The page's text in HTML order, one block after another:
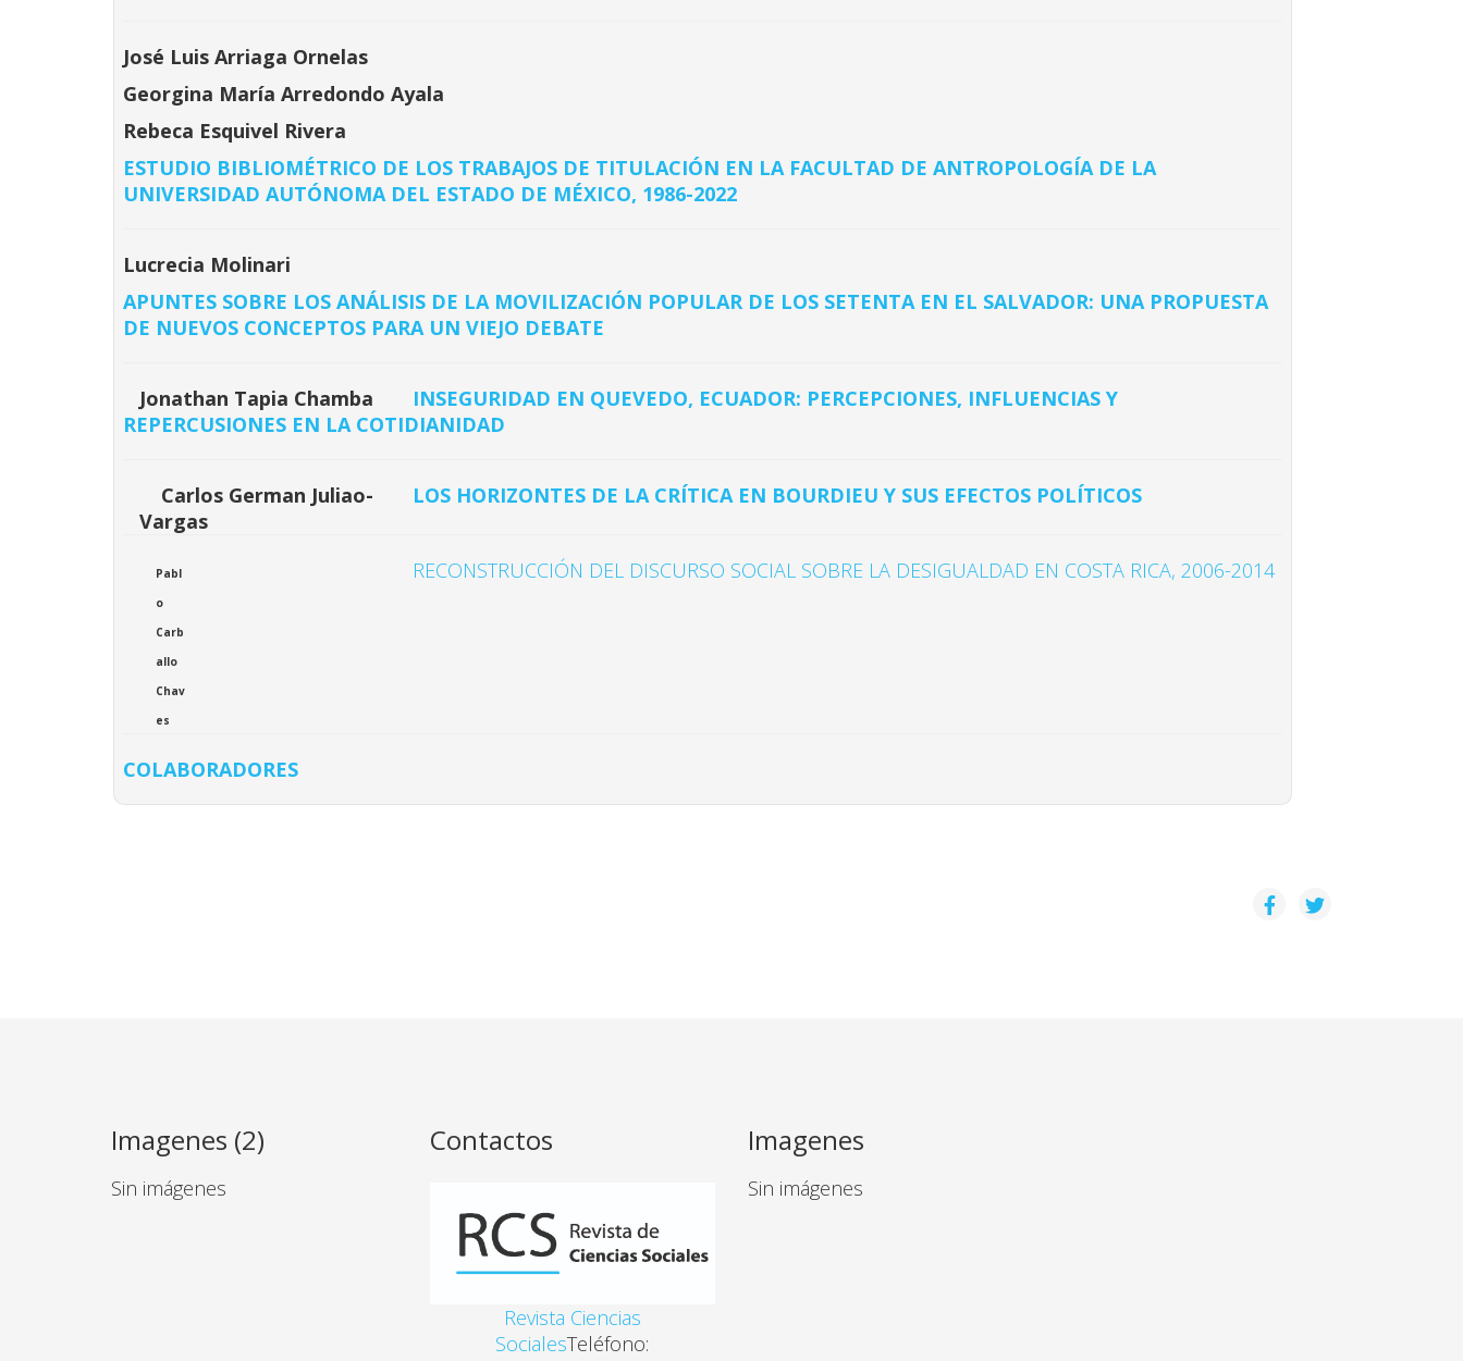
José Luis Arriaga Ornelas
Georgina María Arredondo Ayala
Rebeca Esquivel Rivera
ESTUDIO BIBLIOMÉTRICO DE LOS TRABAJOS DE TITULACIÓN EN LA FACULTAD DE ANTROPOLOGÍA DE LA
UNIVERSIDAD AUTÓNOMA DEL ESTADO DE MÉXICO, 1986-2022
Lucrecia Molinari
APUNTES SOBRE LOS ANÁLISIS DE LA MOVILIZACIÓN POPULAR DE LOS SETENTA EN EL SALVADOR: UNA PROPUESTA
DE NUEVOS CONCEPTOS PARA UN VIEJO DEBATE
Jonathan Tapia Chamba
INSEGURIDAD EN QUEVEDO, ECUADOR: PERCEPCIONES, INFLUENCIAS Y
REPERCUSIONES EN LA COTIDIANIDAD
Carlos German Juliao-
Vargas
LOS HORIZONTES DE LA CRÍTICA EN BOURDIEU Y SUS EFECTOS POLÍTICOS
Pabl
o
Carb
allo
Chav
es
RECONSTRUCCIÓN DEL DISCURSO SOCIAL SOBRE LA DESIGUALDAD EN COSTA RICA, 2006-2014
COLABORADORES
Imagenes (2)
Sin imágenes
Contactos
Revista Ciencias
SocialesTeléfono:
Imagenes
Sin imágenes